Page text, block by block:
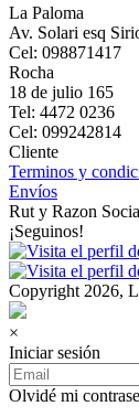
La Paloma
Av. Solari esq
Cel: 098871417
Rocha
18 de julio 165
Tel: 4472 0236
Cel: 099242814
Cliente
Terminos y
Envíos
Rut y Razon
¡Seguinos!
Copyright 2026,
×
Iniciar sesión
Olvidé mi